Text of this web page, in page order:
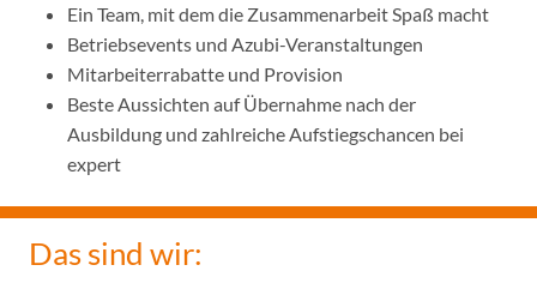
Ein Team, mit dem die Zusammenarbeit Spaß macht
Betriebsevents und Azubi-Veranstaltungen
Mitarbeiterrabatte und Provision
Beste Aussichten auf Übernahme nach der
Ausbildung und zahlreiche Aufstiegschancen bei
expert
Das sind wir: